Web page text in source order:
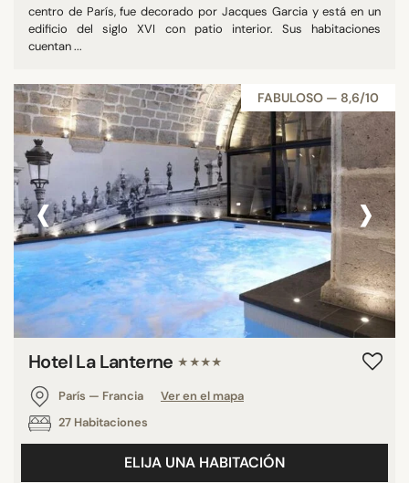
centro de París, fue decorado por Jacques Garcia y está en un
edificio del siglo XVI con patio interior. Sus habitaciones
cuentan ...
FABULOSO — 8,6/10
‹ ›
Hotel La Lanterne ★★★★
París — Francia
Ver en el mapa
27 Habitaciones
ELIJA UNA HABITACIÓN